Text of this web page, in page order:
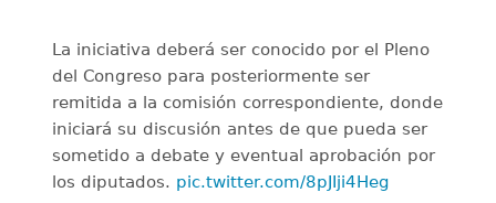
La iniciativa deberá ser conocido por el Pleno
del Congreso para posteriormente ser
remitida a la comisión correspondiente, donde
iniciará su discusión antes de que pueda ser
sometido a debate y eventual aprobación por
los diputados. pic.twitter.com/8pJIji4Heg